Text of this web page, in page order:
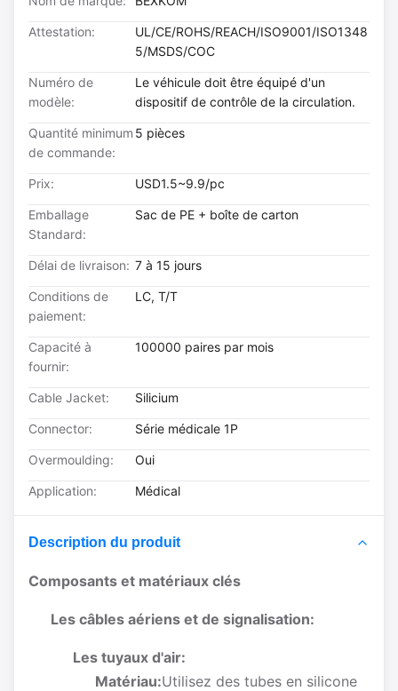
Attestation:
UL/CE/ROHS/REACH/ISO9001/ISO1348
5/MSDS/COC
Numéro de
modèle:
Le véhicule doit être équipé d'un
dispositif de contrôle de la circulation.
Quantité minimum
de commande:
5 pièces
Prix: USD1.5~9.9/pc
Emballage
Standard:
Sac de PE + boîte de carton
Délai de livraison: 7 à 15 jours
Conditions de
paiement:
LC, T/T
Capacité à
fournir:
100000 paires par mois
Cable Jacket: Silicium
Connector: Série médicale 1P
Overmoulding: Oui
Application: Médical
Description du produit
Composants et matériaux clés
Les câbles aériens et de signalisation:
Les tuyaux d'air:
Matériau:Utilisez des tubes en silicone